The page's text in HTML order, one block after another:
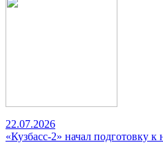
22.07.2026
«Кузбасс-2» начал подготовку к